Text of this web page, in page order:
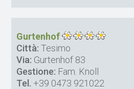
Gurtenhof
Città: Tesimo
Via: Gurtenhof 83
Gestione: Fam. Knoll
Tel. +39 0473 921022